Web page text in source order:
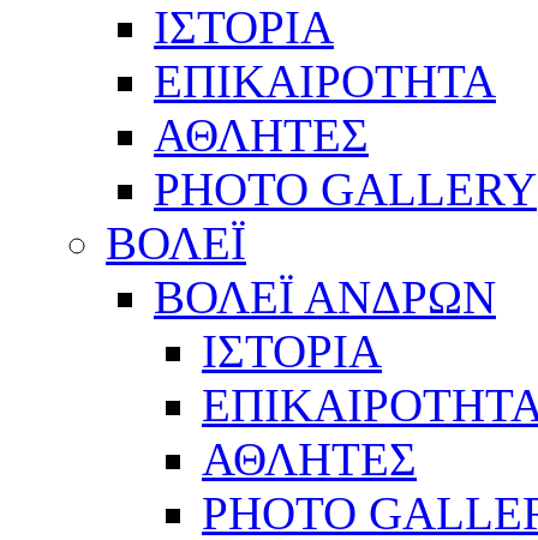
ΙΣΤΟΡΙΑ
ΕΠΙΚΑΙΡΟΤΗΤΑ
ΑΘΛΗΤΕΣ
PHOTO GALLERY
ΒΟΛΕΪ
ΒΟΛΕΪ ΑΝΔΡΩΝ
ΙΣΤΟΡΙΑ
ΑΘΛΗΤΕΣ
PHOTO